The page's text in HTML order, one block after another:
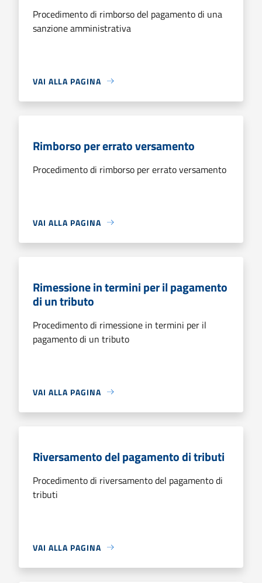
Procedimento di rimborso del pagamento di una
sanzione amministrativa
VAI ALLA PAGINA
Rimborso per errato versamento
Procedimento di rimborso per errato versamento
VAI ALLA PAGINA
Rimessione in termini per il pagamento
di un tributo
Procedimento di rimessione in termini per il
pagamento di un tributo
VAI ALLA PAGINA
Riversamento del pagamento di tributi
Procedimento di riversamento del pagamento di
tributi
VAI ALLA PAGINA